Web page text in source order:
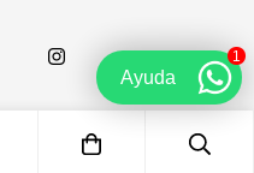
Ayuda
1